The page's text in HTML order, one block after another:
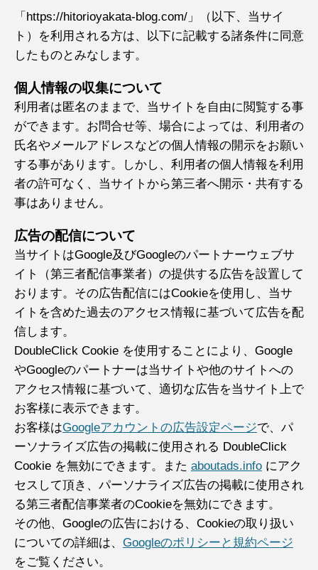
「https://hitorioyakata-blog.com/」（以下、当サイ
ト）を利用される方は、以下に記載する諸条件に同意
したものとみなします。
個人情報の収集について
利用者は匿名のままで、当サイトを自由に閲覧する事
ができます。お問合せ等、場合によっては、利用者の
氏名やメールアドレスなどの個人情報の開示をお願い
する事があります。しかし、利用者の個人情報を利用
者の許可なく、当サイトから第三者へ開示・共有する
事はありません。
広告の配信について
当サイトはGoogle及びGoogleのパートナーウェブサ
イト（第三者配信事業者）の提供する広告を設置して
おります。その広告配信にはCookieを使用し、当サ
イトを含めた過去のアクセス情報に基づいて広告を配
信します。
DoubleClick Cookie を使用することにより、Google
やGoogleのパートナーは当サイトや他のサイトへの
アクセス情報に基づいて、適切な広告を当サイト上で
お客様に表示できます。
お客様はGoogleアカウントの広告設定ページで、パ
ーソナライズ広告の掲載に使用される DoubleClick
Cookie を無効にできます。また aboutads.info にアク
セスして頂き、パーソナライズ広告の掲載に使用され
る第三者配信事業者のCookieを無効にできます。
その他、Googleの広告における、Cookieの取り扱い
についての詳細は、 Googleのポリシーと規約ページ
をご覧ください。